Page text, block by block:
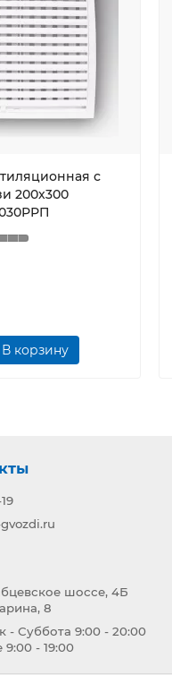
с
200х300
В корзину
шоссе, 4Б
8
- Суббота 9:00 - 20:00
9:00 - 19:00